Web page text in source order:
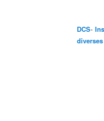
DCS-
diverses